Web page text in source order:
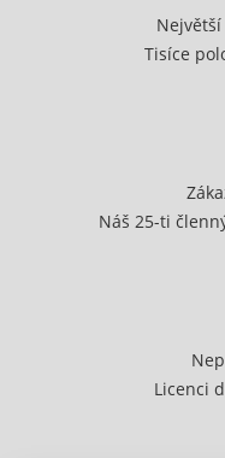
Tisíce
Náš 25-ti
Licenci